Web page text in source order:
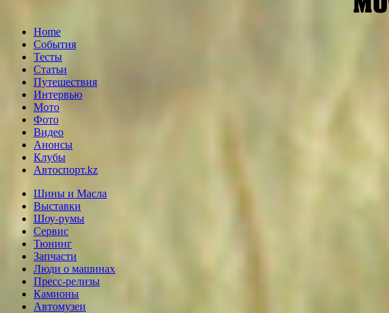
Home
События
Тесты
Статьи
Путешествия
Интервью
Мото
Фото
Видео
Анонсы
Клубы
Автоспорт.kz
Шины и Масла
Выставки
Шоу-румы
Сервис
Тюнинг
Запчасти
Люди о машинах
Пресс-релизы
Камионы
Автомузеи